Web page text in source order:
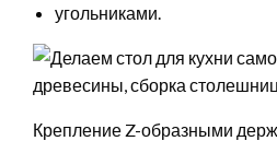
угольниками.
Крепление Z-образными